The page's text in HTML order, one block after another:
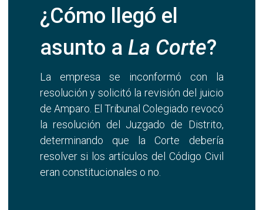
¿Cómo llegó el
asunto a La Corte?
La empresa se inconformó con la
resolución y solicitó la revisión del juicio
de Amparo. El Tribunal Colegiado revocó
la resolución del Juzgado de Distrito,
determinando que la Corte debería
resolver si los artículos del Código Civil
eran constitucionales o no.